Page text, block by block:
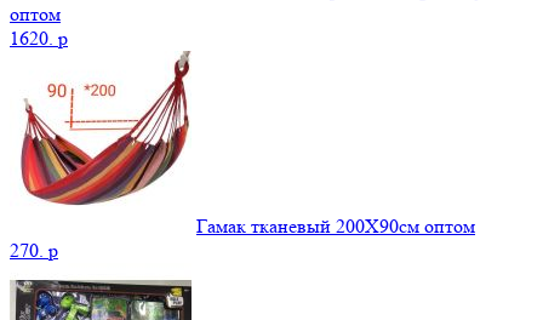
оптом
1620. p
Гамак тканевый 200Х90см оптом
270. p